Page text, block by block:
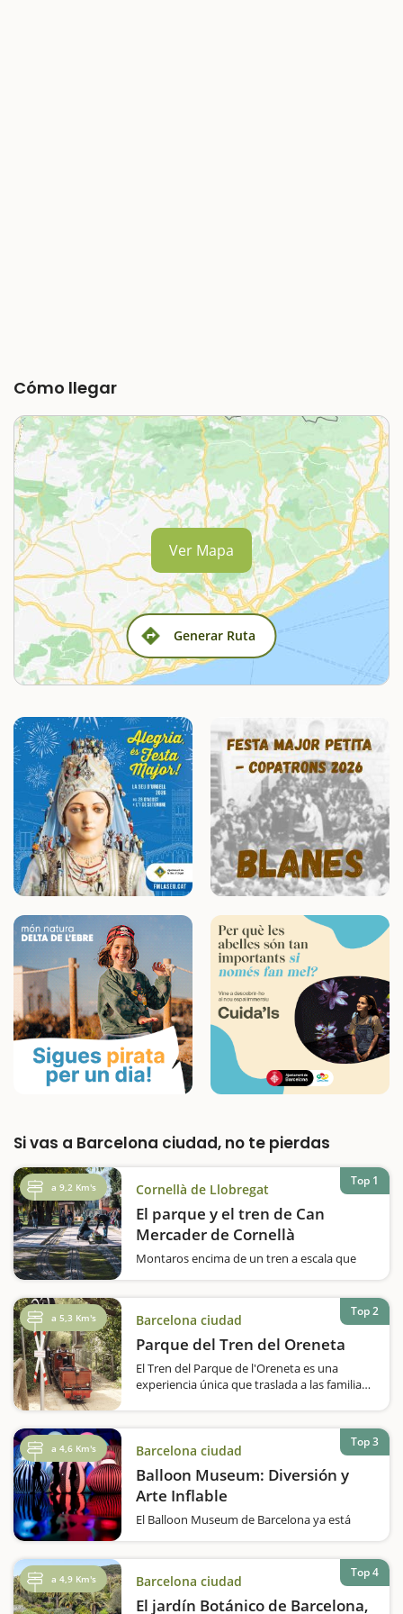
Cómo llegar
Generar Ruta
Ver Mapa
Si vas a Barcelona ciudad, no te pierdas
a 9,2 Km's Cornellà de Llobregat
El parque y el tren de Can
Mercader de Cornellà
Montaros encima de un tren a escala que
gustan los trenes? Queréis hacer una vuelta
en un ferrocarril a escala? El Parque
de Can Mercader, que se inauguró el 1987,…
Top 1
a 5,3 Km's Barcelona ciudad
Parque del Tren del Oreneta
El Tren del Parque de l'Oreneta es una
experiencia única que traslada a las familias
en el distrito de Sarrià-Sant Gervasi de
Barcelona, este…
Top 2
a 4,6 Km's Barcelona ciudad
Balloon Museum: Diversión y
Arte Inflable
El Balloon Museum de Barcelona ya está
curadores especializados en arte
contemporáneo que incorpora…
Top 3
a 4,9 Km's Barcelona ciudad
El jardín Botánico de Barcelona,
Top 4